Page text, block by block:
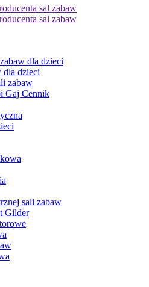
dla dzieci
dla dzieci
zabaw
Gaj Cennik
sali zabaw
Gilder